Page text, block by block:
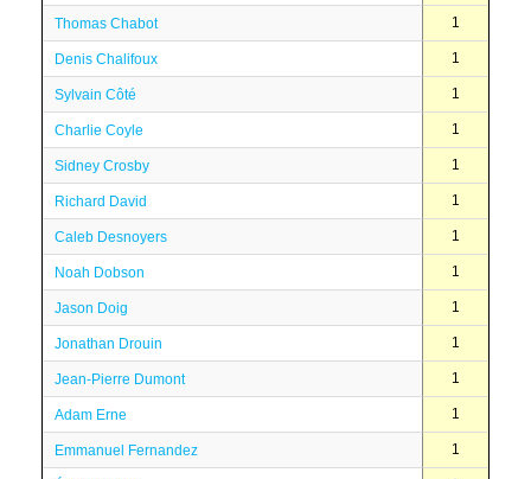
Thomas Chabot 1
Denis Chalifoux 1
Sylvain Côté 1
Charlie Coyle 1
Sidney Crosby 1
Richard David 1
Caleb Desnoyers 1
Noah Dobson 1
Jason Doig 1
Jonathan Drouin 1
Jean-Pierre Dumont 1
Adam Erne 1
Emmanuel Fernandez 1